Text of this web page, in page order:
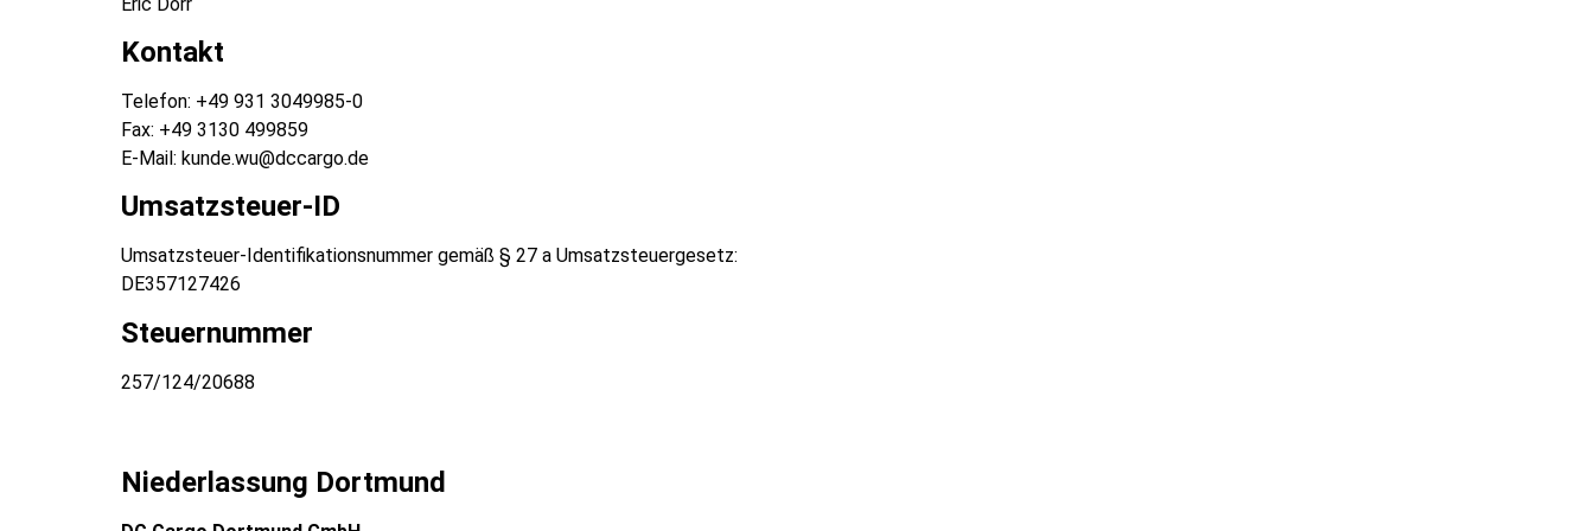
Kontakt
Telefon: +49 931 3049985-0
Fax: +49 3130 499859
E-Mail: kunde.wu@dccargo.de
Umsatzsteuer-ID
Umsatzsteuer-Identifikationsnummer gemäß § 27 a Umsatzsteuergesetz:
DE357127426
Steuernummer
257/124/20688
Niederlassung Dortmund